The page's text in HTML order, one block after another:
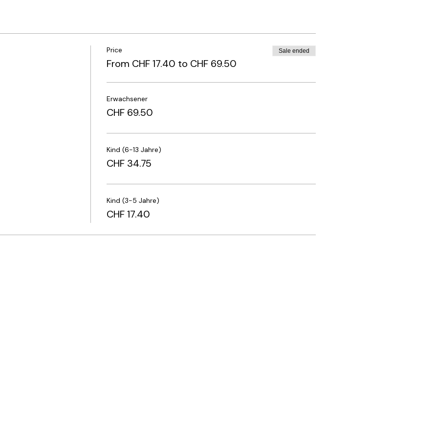
Trutenbraten, Salami
Müesli und verschiedene Topping
Sie eine Zeitreise. Ein einmaliges Erlebnis für ganz besondere Momente.Jetzt Buchen!
Price
From CHF 17.40 to CHF 69.50
Sale ended
Erwachsener
CHF 69.50
Kind (6-13 Jahre)
CHF 34.75
Kind (3-5 Jahre)
CHF 17.40